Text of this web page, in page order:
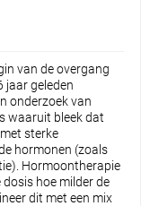
van de overgang
jaar geleden
onderzoek van
waaruit bleek dat
sterke
hormonen (zoals
Hormoontherapie
dosis hoe milder de
dit met een mix